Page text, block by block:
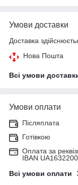
Умови доставки
Доставка
Нова Пошта
Всі умови
Умови оплати
Післяплата
Готівкою
Оплата за
IBAN
Всі умови оплати